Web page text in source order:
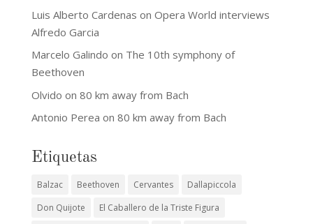
Luis Alberto Cardenas on Opera World interviews
Alfredo Garcia
Marcelo Galindo on The 10th symphony of
Beethoven
Olvido on 80 km away from Bach
Antonio Perea on 80 km away from Bach
Etiquetas
Balzac Beethoven Cervantes
Dallapiccola
Don Quijote
El Caballero de la Triste Figura